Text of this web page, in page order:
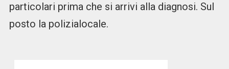
particolari prima che si arrivi alla diagnosi. Sul
posto la polizialocale.